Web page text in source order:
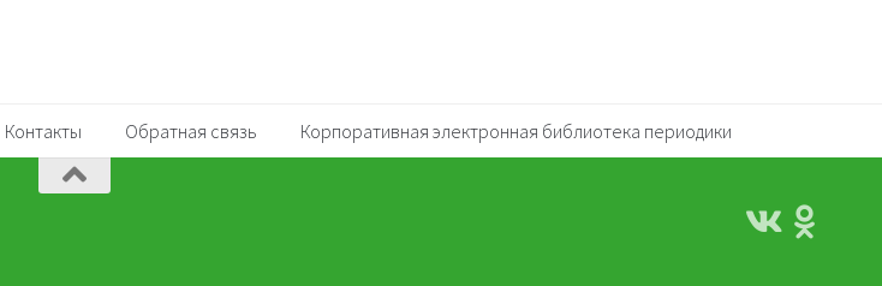
Контакты Обратная связь Корпоративная электронная библиотека периодики